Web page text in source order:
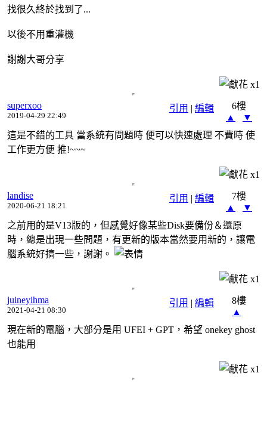
找很久終於找到了...
以後不用重灌機
謝謝大哥分享
x1
引用 | 編輯
superxoo
2019-04-29 22:49
6樓
▲
▼
這是不錯的工具 當系統有問題時 便可以快速處理 不費時 使
工作更方便 推!~~~
x1
引用 | 編輯
landise
2020-06-21 18:21
7樓
▲
▼
之前用的是V13版的，但感覺好像某些Disk要備份＆還原
時，總是出現一些問題，有更新的版本當然要用新的，讓電
腦系統好搞一些，謝謝。
x1
引用 | 編輯
juineyihma
2021-04-21 08:30
8樓
▲
現在新的電腦，大部分是用 UFEI + GPT，希望 onekey ghost
也能用
x1